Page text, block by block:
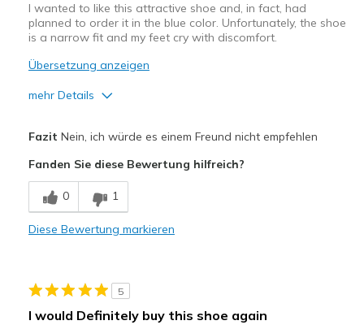
I wanted to like this attractive shoe and, in fact, had
planned to order it in the blue color. Unfortunately, the shoe
is a narrow fit and my feet cry with discomfort.
Übersetzung anzeigen
mehr Details
Geeignete Verwendung
Casual Wear
View On Shoes
Shoes are for Wearing
Fazit Nein, ich würde es einem Freund nicht empfehlen
Fanden Sie diese Bewertung hilfreich?
0 1
Diese Bewertung markieren
5
I would Definitely buy this shoe again